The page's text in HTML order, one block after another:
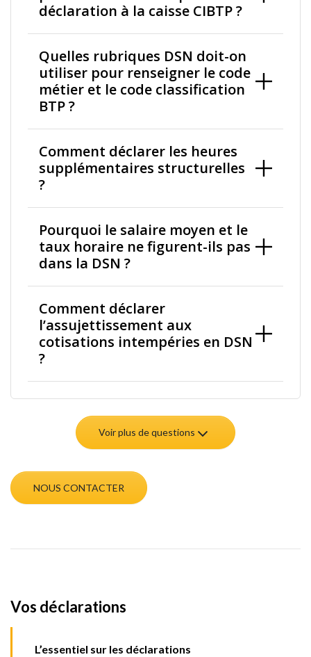
déclaration à la caisse CIBTP ?
Quelles rubriques DSN doit-on
utiliser pour renseigner le code
métier et le code classification
BTP ?
Comment déclarer les heures
supplémentaires structurelles
?
Pourquoi le salaire moyen et le
taux horaire ne figurent-ils pas
dans la DSN ?
Comment déclarer
l’assujettissement aux
cotisations intempéries en DSN
?
Voir plus de questions
NOUS CONTACTER
Vos déclarations
L’essentiel sur les déclarations